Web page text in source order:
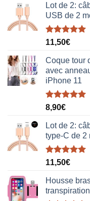
Lot de 2:
USB de 2
Note5.00
11,50€
Coque tour
avec
iPhone 11
Note5.00
8,90€
Lot de 2:
type-C de 2
Note5.00
11,50€
Housse